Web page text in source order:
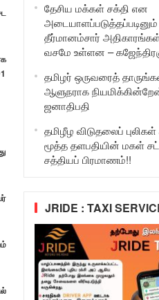
தேசிய மக்கள் சக்தி என
தீர்மானம்சார் அதிகாரங்கள்
வசமே உள்ளன –
தமிழர் ஒருவரைத்
ஆளுநராக
ஜனாதிபதி
தமிழீழ விடுதலைப்
மூத்த தளபதியின் மகள்
சத்தியப் பிரமாணம்!!
JRIDE : TAXI